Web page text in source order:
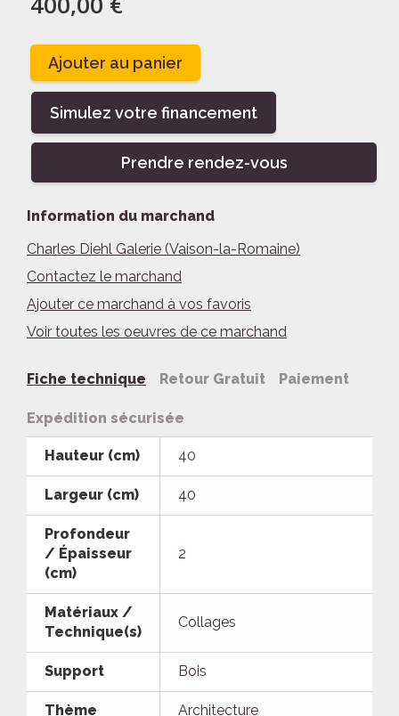
Ajouter au panier
Simulez votre financement
Prendre rendez-vous
Information du marchand
Charles Diehl Galerie (Vaison-la-Romaine)
Contactez le marchand
Ajouter ce marchand à vos favoris
Voir toutes les oeuvres de ce marchand
Fiche technique Retour Gratuit Paiement
Expédition sécurisée
Hauteur (cm) 40
Largeur (cm) 40
Profondeur
/ Épaisseur
(cm)
2
Matériaux /
Technique(s)
Collages
Support Bois
Thème Architecture